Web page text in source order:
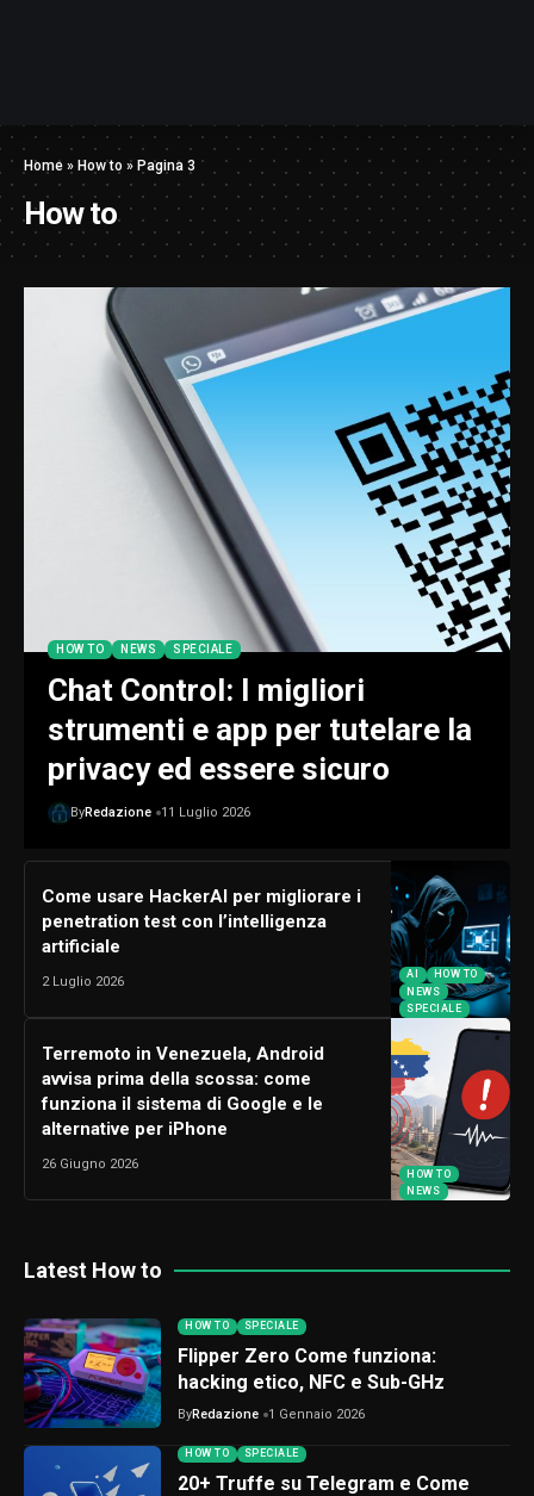
Home » How to » Pagina 3
How to
HOW TO NEWS SPECIALE
Chat Control: I migliori
strumenti e app per tutelare la
privacy ed essere sicuro
ByRedazione 11 Luglio 2026
AI
HOW TO
NEWS
SPECIALE
Come usare HackerAI per migliorare i
penetration test con l’intelligenza
artificiale
2 Luglio 2026
HOW TO
NEWS
Terremoto in Venezuela, Android
avvisa prima della scossa: come
funziona il sistema di Google e le
alternative per iPhone
26 Giugno 2026
Latest How to
HOW TO SPECIALE
Flipper Zero Come funziona:
hacking etico, NFC e Sub-GHz
ByRedazione 1 Gennaio 2026
HOW TO SPECIALE
20+ Truffe su Telegram e Come